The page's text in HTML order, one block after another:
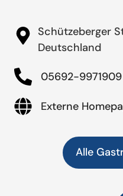
Schützeberger
Deutschland
05692-9971909
Externe
Alle